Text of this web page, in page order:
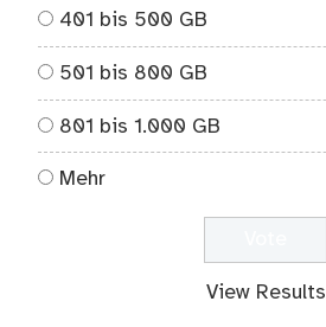
401 bis 500 GB
501 bis 800 GB
801 bis 1.000 GB
Mehr
View Results